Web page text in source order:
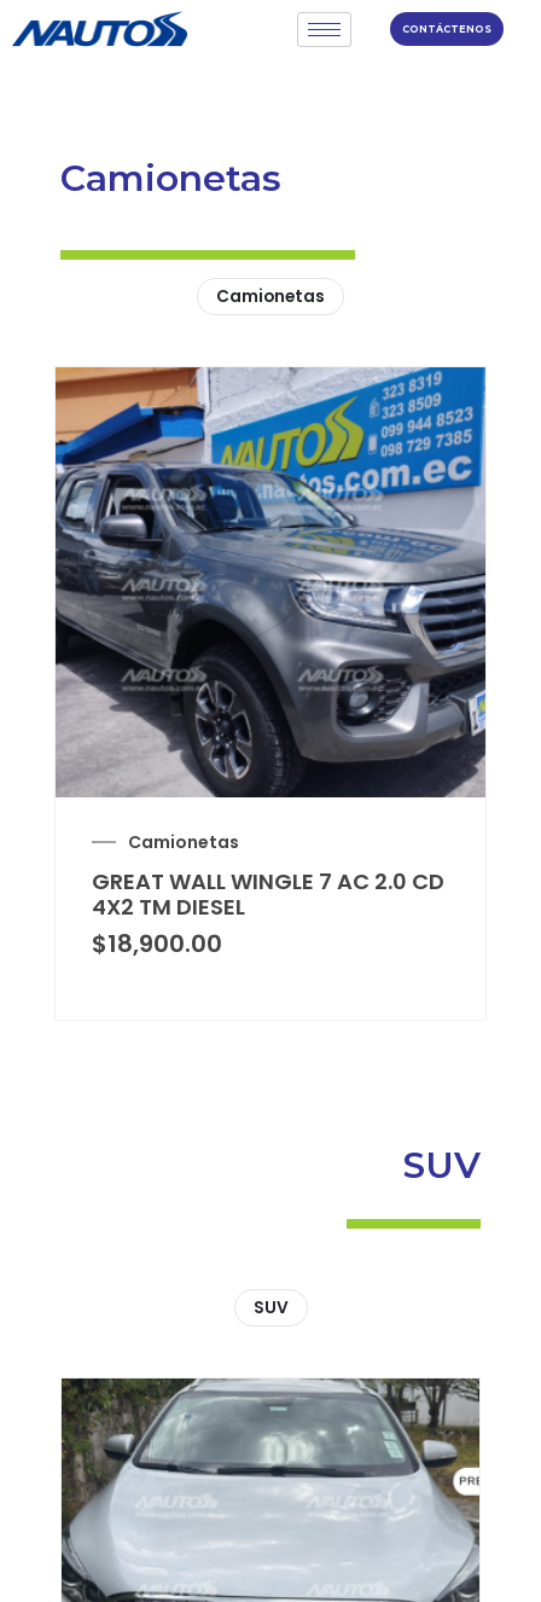
CONTÁCTENOS
Camionetas
Camionetas
Camionetas
GREAT WALL WINGLE 7 AC 2.0 CD
4X2 TM DIESEL
$18,900.00
SUV
SUV